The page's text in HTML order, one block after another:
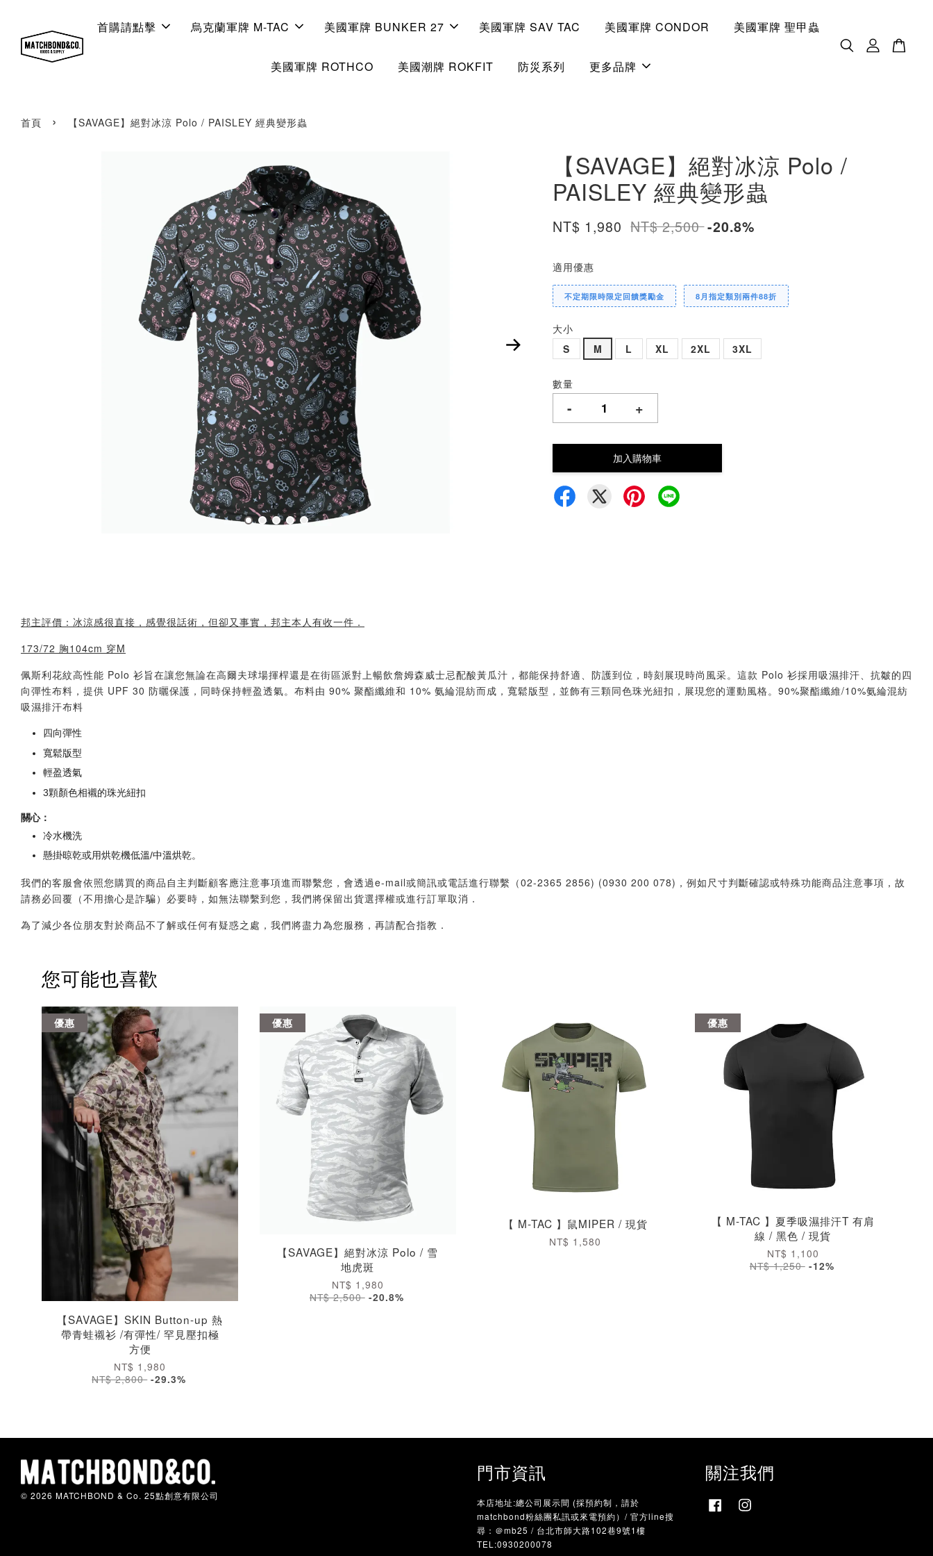
首購請點擊 烏克蘭軍牌 M-TAC 美國軍牌 BUNKER 27 美國軍牌 SAV TAC 美國軍牌 CONDOR 美國軍牌 聖甲蟲
美國軍牌 ROTHCO 美國潮牌 ROKFIT 防災系列 更多品牌
首頁 › 【SAVAGE】絕對冰涼 Polo / PAISLEY 經典變形蟲
【SAVAGE】絕對冰涼 Polo /
PAISLEY 經典變形蟲
NT$ 1,980 NT$ 2,500-20.8%
適用優惠
不定期限時限定回饋獎勵金 8月指定類別兩件88折
大小
S
M L XL 2XL 3XL
數量
- +
加入購物車
邦主評價：冰涼感很直接，感覺很話術，但卻又事實，邦主本人有收一件．
173/72 胸104cm 穿M
佩斯利花紋高性能 Polo 衫旨在讓您無論在高爾夫球場揮桿還是在街區派對上暢飲詹姆森威士忌配酸黃瓜汁，都能保持舒適、防護到位，時刻展現時尚風采。這款 Polo 衫採用吸濕排汗、抗皺的四
向彈性布料，提供 UPF 30 防曬保護，同時保持輕盈透氣。布料由 90% 聚酯纖維和 10% 氨綸混紡而成，寬鬆版型，並飾有三顆同色珠光紐扣，展現您的運動風格。90%聚酯纖維/10%氨綸混紡
吸濕排汗布料
四向彈性
寬鬆版型
輕盈透氣
3顆顏色相襯的珠光紐扣
關心：
冷水機洗
懸掛晾乾或用烘乾機低溫/中溫烘乾。
我們的客服會依照您購買的商品自主判斷顧客應注意事項進而聯繫您，會透過e-mail或簡訊或電話進行聯繫（02-2365 2856) (0930 200 078)，例如尺寸判斷確認或特殊功能商品注意事項，故
請務必回覆（不用擔心是詐騙）必要時，如無法聯繫到您，我們將保留出貨選擇權或進行訂單取消．
為了減少各位朋友對於商品不了解或任何有疑惑之處，我們將盡力為您服務，再請配合指教．
您可能也喜歡
優惠
【SAVAGE】SKIN Button-up 熱
帶青蛙襯衫 /有彈性/ 罕見壓扣極
方便
NT$ 1,980
NT$ 2,800 -29.3%
優惠
【SAVAGE】絕對冰涼 Polo / 雪
地虎斑
NT$ 1,980
NT$ 2,500 -20.8%
【 M-TAC 】鼠MIPER / 現貨
NT$ 1,580
優惠
【 M-TAC 】夏季吸濕排汗T 有肩
線 / 黑色 / 現貨
NT$ 1,100
NT$ 1,250 -12%
© 2026 MATCHBOND & Co. 25點創意有限公司
門市資訊
本店地址:總公司展示間 (採預約制，請於
matchbond粉絲團私訊或來電預約）/ 官方line搜
尋：＠mb25 / 台北市師大路102巷9號1樓
TEL:0930200078
關注我們
Facebook